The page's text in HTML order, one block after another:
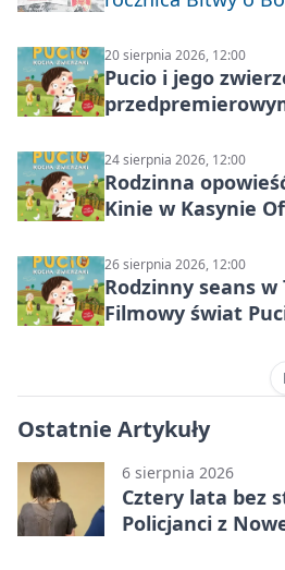
20 sierpnia 2026, 12:00
Pucio i jego
24 sierpnia 2026, 12:00
Rodzinna
Kinie w Kasynie
26 sierpnia 2026, 12:00
Rodzinny seans
Filmowy świat
Ostatnie Artykuły
6 sierpnia 2026
Cztery lata bez
Policjanci z